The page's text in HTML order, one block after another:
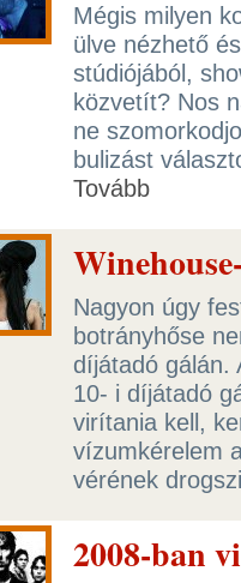
Mégis milyen
ülve nézhető
stúdiójából,
közvetít? Nos
ne
bulizást
Tovább
Nagyon úgy
botrányhőse
díjátadó gálán.
10- i díjátadó
virítania kell,
vízumkérelem
vérének
2008-ban